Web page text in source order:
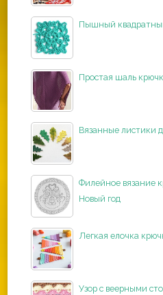
Пышный
Простая шаль
Вязанные листики
Филейное вязание
Новый год
Легкая елочка
Узор с веерными